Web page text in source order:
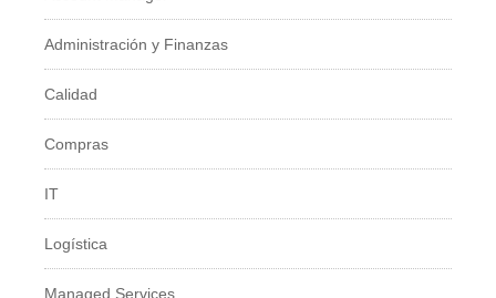
Administración y Finanzas
Calidad
Compras
IT
Logí­stica
Managed Services